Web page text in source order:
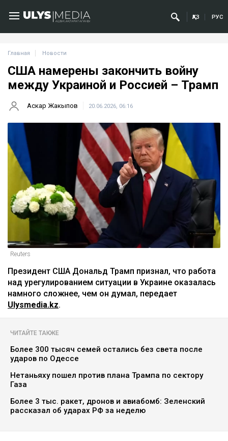
ҚАЗ РУС
Главная Новости
США намерены закончить войну
между Украиной и Россией – Трамп
Аскар Жакыпов 20.06.2026, 06:16
Reuters
Президент США Дональд Трамп признал, что работа
над урегулированием ситуации в Украине оказалась
намного сложнее, чем он думал, передает
Ulysmedia.kz.
ЧИТАЙТЕ ТАКЖЕ
Более 300 тысяч семей остались без света после
ударов по Одессе
Нетаньяху пошел против плана Трампа по сектору
Газа
Более 3 тыс. ракет, дронов и авиабомб: Зеленский
рассказал об ударах РФ за неделю